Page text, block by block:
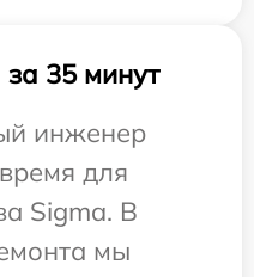
35 минут
инженер
для
Sigma. В
мы